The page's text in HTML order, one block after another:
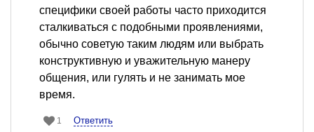
специфики своей работы часто приходится
сталкиваться с подобными проявлениями,
обычно советую таким людям или выбрать
конструктивную и уважительную манеру
общения, или гулять и не занимать мое
время.
1 Ответить